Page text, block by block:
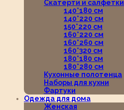
Скатерти и салфетки
140*180 см
140*220 см
150*220 см
160*220 см
160*260 см
160*320 см
180*180 см
180*280 см
Кухонные полотенца
Наборы для кухни
Фартуки
Одежда для дома
Женская